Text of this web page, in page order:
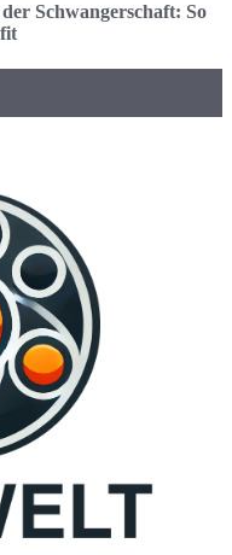
Schwangerschaft: So